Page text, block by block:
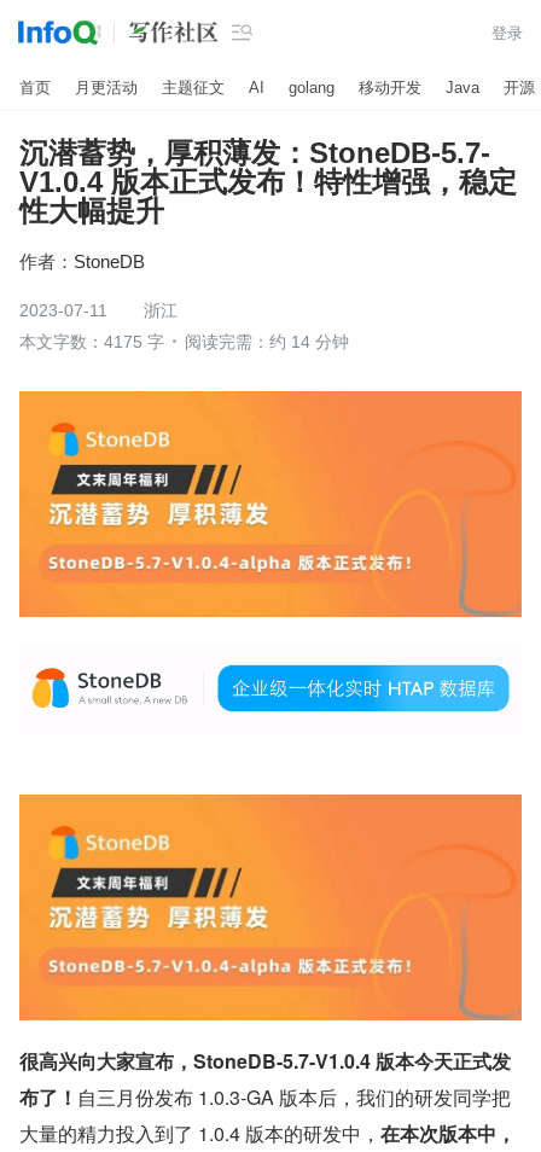
 登录
首页 月更活动 主题征文 AI golang 移动开发 Java 开源
沉潜蓄势，厚积薄发：StoneDB-5.7-
V1.0.4 版本正式发布！特性增强，稳定
性大幅提升
作者： StoneDB
2023-07-11
浙江
本文字数：4175 字
阅读完需：约 14 分钟
很高兴向大家宣布，StoneDB-5.7-V1.0.4 版本今天正式发
布了！ 自三月份发布 1.0.3-GA 版本后，我们的研发同学把
大量的精力投入到了 1.0.4 版本的研发中， 在本次版本中，